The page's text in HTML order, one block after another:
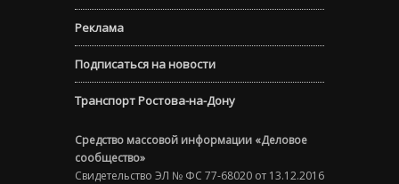
Реклама
Подписаться на новости
Транспорт Ростова-на-Дону
Средство массовой информации «Деловое
сообщество»
Свидетельство ЭЛ № ФС 77-68020 от 13.12.2016